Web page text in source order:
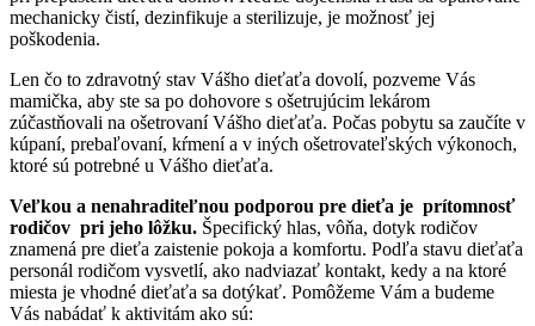
mechanicky čistí, dezinfikuje a sterilizuje, je možnosť jej
poškodenia.
Len čo to zdravotný stav Vášho dieťaťa dovolí, pozveme Vás
mamička, aby ste sa po dohovore s ošetrujúcim lekárom
zúčastňovali na ošetrovaní Vášho dieťaťa. Počas pobytu sa zaučíte v
kúpaní, prebaľovaní, kŕmení a v iných ošetrovateľských výkonoch,
ktoré sú potrebné u Vášho dieťaťa.
Veľkou a nenahraditeľnou podporou pre dieťa je prítomnosť
rodičov pri jeho lôžku. Špecifický hlas, vôňa, dotyk rodičov
znamená pre dieťa zaistenie pokoja a komfortu. Podľa stavu dieťaťa
personál rodičom vysvetlí, ako nadviazať kontakt, kedy a na ktoré
miesta je vhodné dieťaťa sa dotýkať. Pomôžeme Vám a budeme
Vás nabádať k aktivitám ako sú: